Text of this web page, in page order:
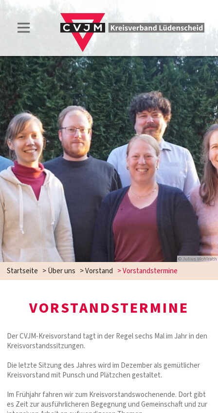
© Julius Wohlrath
Startseite >Über uns >Vorstand >Vorstandstermine
VORSTANDSTERMINE
Der CVJM-Kreisvorstand tagt in der Regel sechs Mal im Jahr in den
Kreisvorstandssitzungen.
Die letzte Sitzung des Jahres wird im Dezember als gemütlicher
Kreisvorstand mit Punsch und Plätzchen gestaltet.
Im Frühjahr fahren wir zum Kreisvorstandswochenende. Dort gibt
es Zeit zur ausführlicheren Begegnung und Gemeinschaft und zur